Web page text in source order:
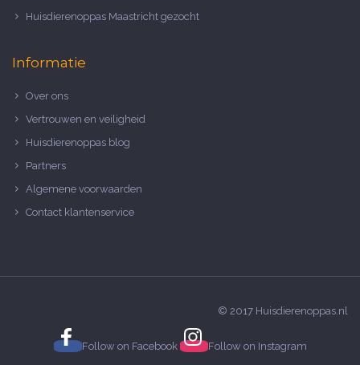
Huisdierenoppas Maastricht gezocht
Informatie
Over ons
Vertrouwen en veiligheid
Huisdierenoppas blog
Partners
Algemene voorwaarden
Contact klantenservice
© 2017 Huisdierenoppas.nl
Follow on Facebook Follow on Instagram